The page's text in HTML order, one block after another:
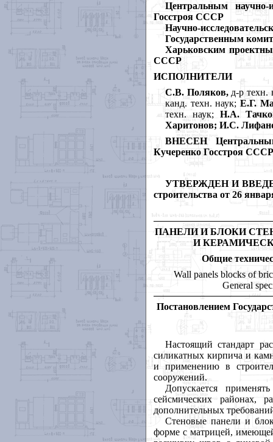
Центральным научно-
Госстроя СССР
Научно-
Государственным
Харьковским
СССР
ИСПОЛНИТЕЛИ
С.В. Поляков,д-р техн.
канд. техн. наук; Е.Г.
техн. наук; Н.А.
Харитонов; И.С.
ВНЕСЕН Центральным
Кучеренко Госстроя СССР
УТВЕРЖДЕН И ВВЕДЕН
строительства от 26
ПАНЕЛИ И БЛОКИ
И
Общие
Wall panels blocks of
General
Постановлением
Настоящий стандарт
силикатных кирпича и
и применению в
сооружений.
Допускается
сейсмических районах,
дополнительных
Стеновые панели и
форме с матрицей,